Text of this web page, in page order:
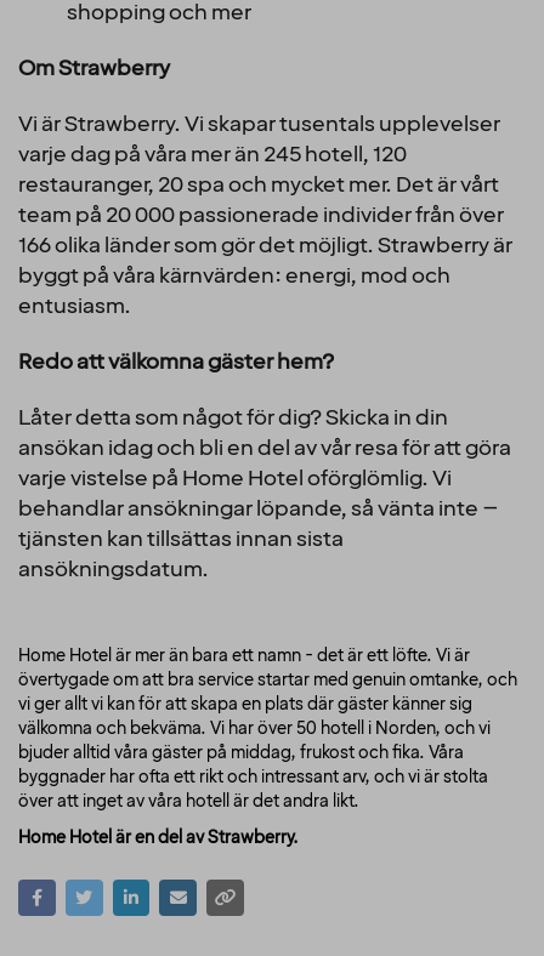
shopping och mer
Om Strawberry
Vi är Strawberry. Vi skapar tusentals upplevelser
varje dag på våra mer än 245 hotell, 120
restauranger, 20 spa och mycket mer. Det är vårt
team på 20 000 passionerade individer från över
166 olika länder som gör det möjligt. Strawberry är
byggt på våra kärnvärden: energi, mod och
entusiasm.
Redo att välkomna gäster hem?
Låter detta som något för dig? Skicka in din
ansökan idag och bli en del av vår resa för att göra
varje vistelse på Home Hotel oförglömlig. Vi
behandlar ansökningar löpande, så vänta inte –
tjänsten kan tillsättas innan sista
ansökningsdatum.
Home Hotel är mer än bara ett namn - det är ett löfte. Vi är
övertygade om att bra service startar med genuin omtanke, och
vi ger allt vi kan för att skapa en plats där gäster känner sig
välkomna och bekväma. Vi har över 50 hotell i Norden, och vi
bjuder alltid våra gäster på middag, frukost och fika. Våra
byggnader har ofta ett rikt och intressant arv, och vi är stolta
över att inget av våra hotell är det andra likt.
Home Hotel är en del av Strawberry.